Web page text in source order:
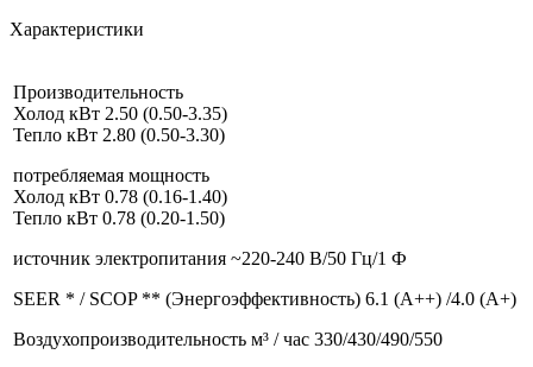
Характеристики
Производительность
Холод кВт 2.50 (0.50-3.35)
Тепло кВт 2.80 (0.50-3.30)
потребляемая мощность
Холод кВт 0.78 (0.16-1.40)
Тепло кВт 0.78 (0.20-1.50)
источник электропитания ~220-240 В/50 Гц/1 Ф
SEER * / SCOP ** (Энергоэффективность) 6.1 (А++) /4.0 (А+)
Воздухопроизводительность м³ / час 330/430/490/550